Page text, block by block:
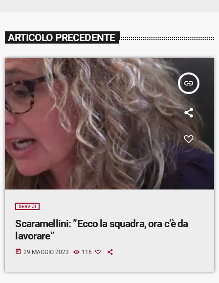
ARTICOLO PRECEDENTE
insert_link
SERVIZI
Scaramellini: ”Ecco la squadra, ora c’è da
lavorare”
today 29 MAGGIO 2023 116